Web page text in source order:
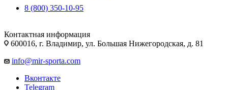
8 (800) 350-10-95
Контактная информация
600016, г. Владимир, ул. Большая Нижегородская, д. 81
info@mir-sporta.com
Вконтакте
Telegram